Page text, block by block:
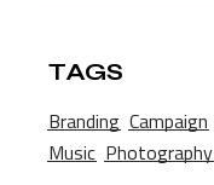
TAGS
Branding Campaign
Music Photography